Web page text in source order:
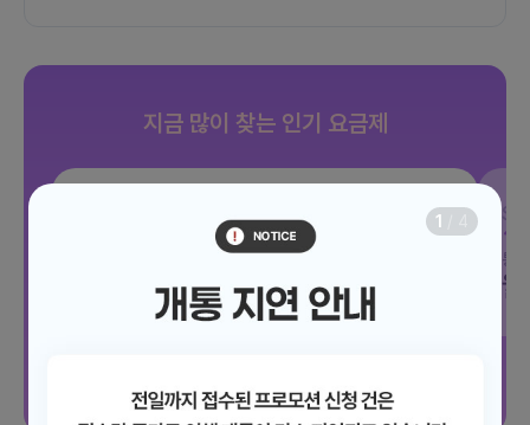
지금 많이 찾는 인기 요금제
JOY 500분 30GB
문자 100건
월 12,100원/ 평생할인
통
1